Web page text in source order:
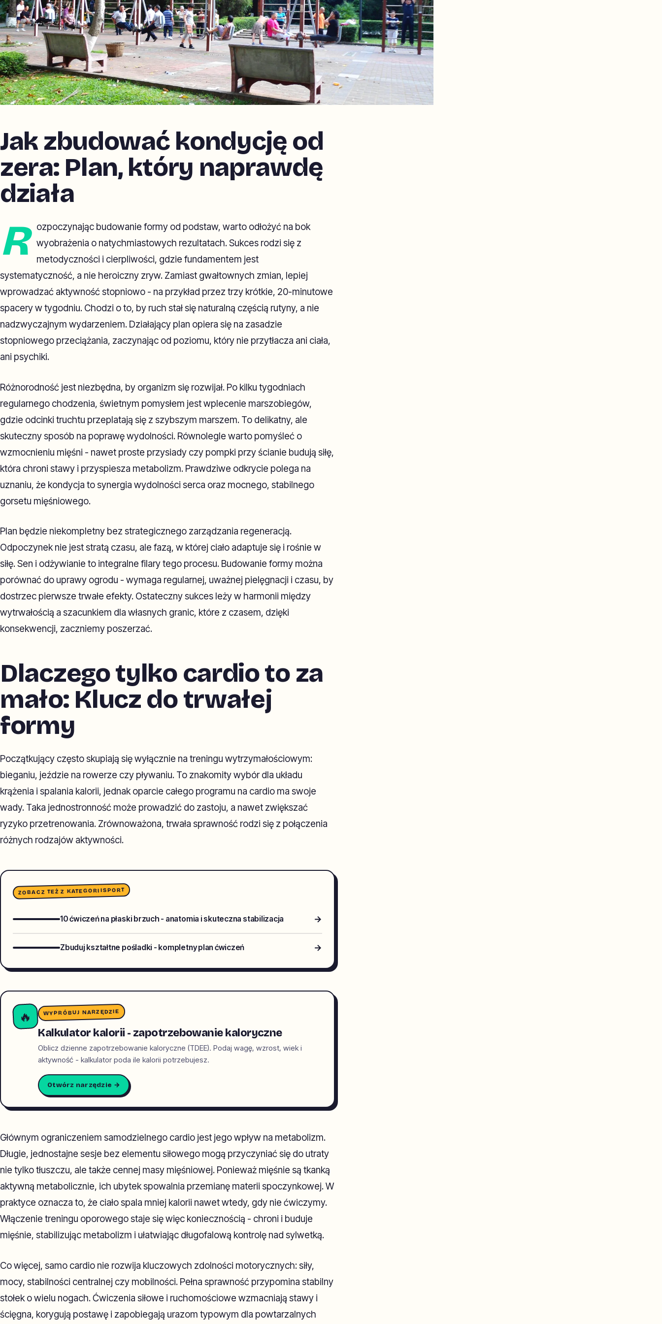
Jak zbudować kondycję od
zera: Plan, który naprawdę
działa
R
ozpoczynając budowanie formy od podstaw, warto odłożyć na bok
wyobrażenia o natychmiastowych rezultatach. Sukces rodzi się z
metodyczności i cierpliwości, gdzie fundamentem jest
systematyczność, a nie heroiczny zryw. Zamiast gwałtownych zmian, lepiej
wprowadzać aktywność stopniowo - na przykład przez trzy krótkie, 20-minutowe
spacery w tygodniu. Chodzi o to, by ruch stał się naturalną częścią rutyny, a nie
nadzwyczajnym wydarzeniem. Działający plan opiera się na zasadzie
stopniowego przeciążania, zaczynając od poziomu, który nie przytłacza ani ciała,
ani psychiki.
Różnorodność jest niezbędna, by organizm się rozwijał. Po kilku tygodniach
regularnego chodzenia, świetnym pomysłem jest wplecenie marszobiegów,
gdzie odcinki truchtu przeplatają się z szybszym marszem. To delikatny, ale
skuteczny sposób na poprawę wydolności. Równolegle warto pomyśleć o
wzmocnieniu mięśni - nawet proste przysiady czy pompki przy ścianie budują siłę,
która chroni stawy i przyspiesza metabolizm. Prawdziwe odkrycie polega na
uznaniu, że kondycja to synergia wydolności serca oraz mocnego, stabilnego
gorsetu mięśniowego.
Plan będzie niekompletny bez strategicznego zarządzania regeneracją.
Odpoczynek nie jest stratą czasu, ale fazą, w której ciało adaptuje się i rośnie w
siłę. Sen i odżywianie to integralne filary tego procesu. Budowanie formy można
porównać do uprawy ogrodu - wymaga regularnej, uważnej pielęgnacji i czasu, by
dostrzec pierwsze trwałe efekty. Ostateczny sukces leży w harmonii między
wytrwałością a szacunkiem dla własnych granic, które z czasem, dzięki
konsekwencji, zaczniemy poszerzać.
Dlaczego tylko cardio to za
mało: Klucz do trwałej
formy
Początkujący często skupiają się wyłącznie na treningu wytrzymałościowym:
bieganiu, jeździe na rowerze czy pływaniu. To znakomity wybór dla układu
krążenia i spalania kalorii, jednak oparcie całego programu na cardio ma swoje
wady. Taka jednostronność może prowadzić do zastoju, a nawet zwiększać
ryzyko przetrenowania. Zrównoważona, trwała sprawność rodzi się z połączenia
różnych rodzajów aktywności.
ZOBACZ TEŻ Z KATEGORIISPORT
10 ćwiczeń na płaski brzuch - anatomia i skuteczna stabilizacja →
Zbuduj kształtne pośladki - kompletny plan ćwiczeń →
🔥 WYPRÓBUJ NARZĘDZIE
Kalkulator kalorii - zapotrzebowanie kaloryczne
Oblicz dzienne zapotrzebowanie kaloryczne (TDEE). Podaj wagę, wzrost, wiek i
aktywność - kalkulator poda ile kalorii potrzebujesz.
Otwórz narzędzie →
Głównym ograniczeniem samodzielnego cardio jest jego wpływ na metabolizm.
Długie, jednostajne sesje bez elementu siłowego mogą przyczyniać się do utraty
nie tylko tłuszczu, ale także cennej masy mięśniowej. Ponieważ mięśnie są tkanką
aktywną metabolicznie, ich ubytek spowalnia przemianę materii spoczynkowej. W
praktyce oznacza to, że ciało spala mniej kalorii nawet wtedy, gdy nie ćwiczymy.
Włączenie treningu oporowego staje się więc koniecznością - chroni i buduje
mięśnie, stabilizując metabolizm i ułatwiając długofalową kontrolę nad sylwetką.
Co więcej, samo cardio nie rozwija kluczowych zdolności motorycznych: siły,
mocy, stabilności centralnej czy mobilności. Pełna sprawność przypomina stabilny
stołek o wielu nogach. Ćwiczenia siłowe i ruchomościowe wzmacniają stawy i
ścięgna, korygują postawę i zapobiegają urazom typowym dla powtarzalnych